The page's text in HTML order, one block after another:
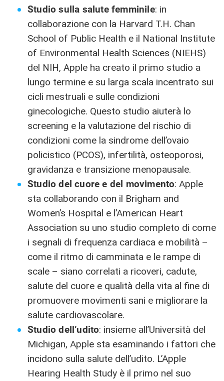
Studio sulla salute femminile: in
collaborazione con la Harvard T.H. Chan
School of Public Health e il National Institute
of Environmental Health Sciences (NIEHS)
del NIH, Apple ha creato il primo studio a
lungo termine e su larga scala incentrato sui
cicli mestruali e sulle condizioni
ginecologiche. Questo studio aiuterà lo
screening e la valutazione del rischio di
condizioni come la sindrome dell’ovaio
policistico (PCOS), infertilità, osteoporosi,
gravidanza e transizione menopausale.
Studio del cuore e del movimento: Apple
sta collaborando con il Brigham and
Women’s Hospital e l’American Heart
Association su uno studio completo di come
i segnali di frequenza cardiaca e mobilità –
come il ritmo di camminata e le rampe di
scale – siano correlati a ricoveri, cadute,
salute del cuore e qualità della vita al fine di
promuovere movimenti sani e migliorare la
salute cardiovascolare.
Studio dell’udito: insieme all’Università del
Michigan, Apple sta esaminando i fattori che
incidono sulla salute dell’udito. L’Apple
Hearing Health Study è il primo nel suo